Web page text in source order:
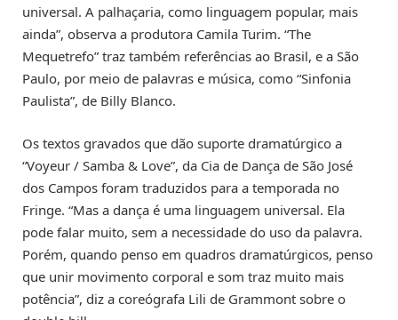
universal. A palhaçaria, como linguagem popular, mais
ainda”, observa a produtora Camila Turim. “The
Mequetrefo” traz também referências ao Brasil, e a São
Paulo, por meio de palavras e música, como “Sinfonia
Paulista”, de Billy Blanco.
Os textos gravados que dão suporte dramatúrgico a
“Voyeur / Samba & Love”, da Cia de Dança de São José
dos Campos foram traduzidos para a temporada no
Fringe. “Mas a dança é uma linguagem universal. Ela
pode falar muito, sem a necessidade do uso da palavra.
Porém, quando penso em quadros dramatúrgicos, penso
que unir movimento corporal e som traz muito mais
potência”, diz a coreógrafa Lili de Grammont sobre o